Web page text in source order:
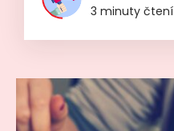
3 minuty čtení